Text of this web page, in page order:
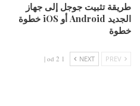
طريقة تثبيت جوجل إلى جهاز
الجديد Android أو iOS خطوة
خطوة
NEXT
1 od 2 |